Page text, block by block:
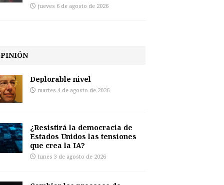
jueves 6 de agosto de 2026
Deplorable nivel
martes 4 de agosto de 2026
¿Resistirá la democracia de
Estados Unidos las tensiones
que crea la IA?
lunes 3 de agosto de 2026